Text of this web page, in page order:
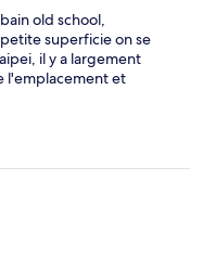
old school,
superficie on se
il y a largement
l'emplacement et